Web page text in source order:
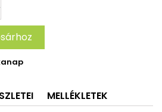
MELLÉKLETEK